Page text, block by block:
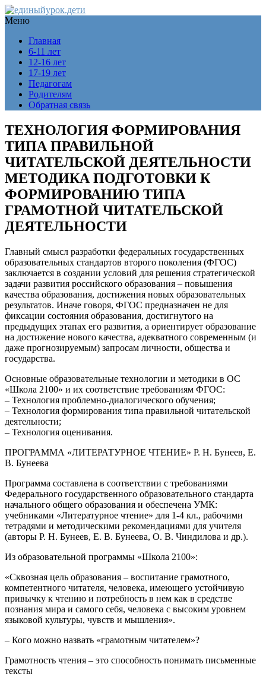
Меню
Главная
6-11 лет
12-16 лет
17-19 лет
Педагогам
Родителям
Обратная связь
ТЕХНОЛОГИЯ ФОРМИРОВАНИЯ
ТИПА ПРАВИЛЬНОЙ
ЧИТАТЕЛЬСКОЙ ДЕЯТЕЛЬНОСТИ
МЕТОДИКА ПОДГОТОВКИ К
ФОРМИРОВАНИЮ ТИПА
ГРАМОТНОЙ ЧИТАТЕЛЬСКОЙ
ДЕЯТЕЛЬНОСТИ
Главный смысл разработки федеральных государственных
образовательных стандартов второго поколения (ФГОС)
заключается в создании условий для решения стратегической
задачи развития российского образования – повышения
качества образования, достижения новых образовательных
результатов. Иначе говоря, ФГОС предназначен не для
фиксации состояния образования, достигнутого на
предыдущих этапах его развития, а ориентирует образование
на достижение нового качества, адекватного современным (и
даже прогнозируемым) запросам личности, общества и
государства.
Основные образовательные технологии и методики в ОС
«Школа 2100» и их соответствие требованиям ФГОС:
– Технология проблемно-диалогического обучения;
– Технология формирования типа правильной читательской
деятельности;
– Технология оценивания.
ПРОГРАММА «ЛИТЕРАТУРНОЕ ЧТЕНИЕ» Р. Н. Бунеев, Е.
В. Бунеева
Программа составлена в соответствии с требованиями
Федерального государствен­ного образовательного стандарта
начального общего образования и обеспечена УМК:
учебниками «Литературное чтение» для 1-4 кл., рабочими
тетрадями и методическими рекомендациями для учителя
(авторы Р. Н. Бунеев, Е. В. Бунеева, О. В. Чиндилова и др.).
Из образовательной программы «Школа 2100»:
«Сквозная цель образования – воспитание грамотного,
компетентного читателя, человека, имеющего устойчивую
привычку к чтению и потребность в нем как в средстве
познания мира и самого себя, человека с высоким уровнем
языковой культуры, чувств и мышления».
– Кого можно назвать «грамотным читателем»?
Грамотность чтения – это способность понимать письменные
тексты